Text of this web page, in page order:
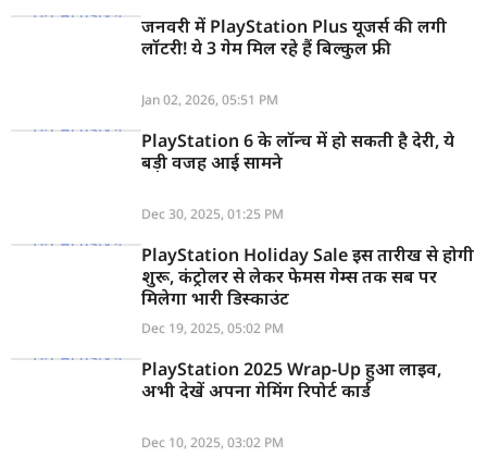
जनवरी में PlayStation Plus यूजर्स की लगी
लॉटरी! ये 3 गेम मिल रहे हैं बिल्कुल फ्री
Jan 02, 2026, 05:51 PM
PlayStation 6 के लॉन्च में हो सकती है देरी, ये
बड़ी वजह आई सामने
Dec 30, 2025, 01:25 PM
PlayStation Holiday Sale इस तारीख से होगी
शुरू, कंट्रोलर से लेकर फेमस गेम्स तक सब पर
मिलेगा भारी डिस्काउंट
Dec 19, 2025, 05:02 PM
PlayStation 2025 Wrap-Up हुआ लाइव,
अभी देखें अपना गेमिंग रिपोर्ट कार्ड
Dec 10, 2025, 03:02 PM